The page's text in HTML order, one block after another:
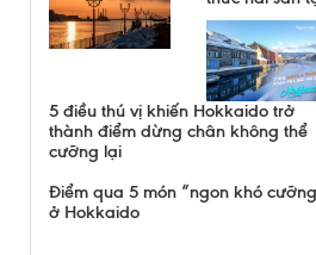
5 điều thú vị khiến Hokkaido trở
thành điểm dừng chân không thể
cưỡng lại
Điểm qua 5 món “ngon khó
ở Hokkaido